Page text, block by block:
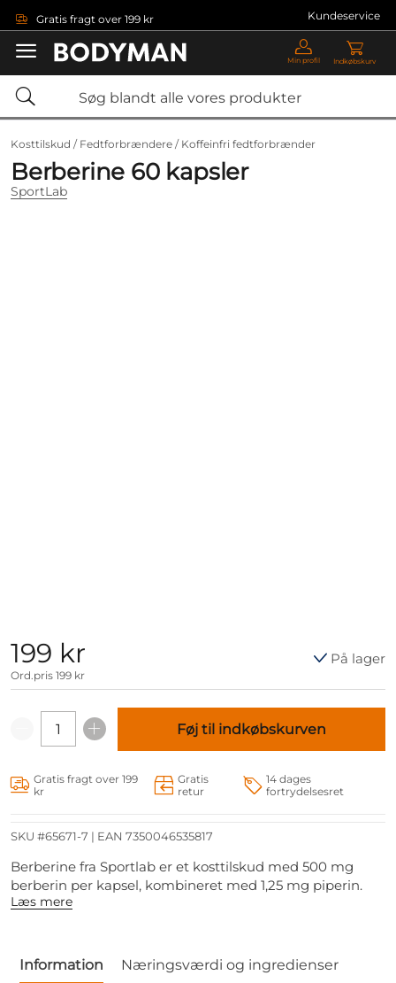
Gratis fragt over 199 kr Kundeservice
Min profil Indkøbskurv
Kosttilskud / Fedtforbrændere / Koffeinfri fedtforbrænder
Berberine 60 kapsler
SportLab
199 kr
Ord.pris 199 kr
På lager
Føj til indkøbskurven
Gratis fragt over 199
kr
Gratis
retur
14 dages
fortrydelsesret
SKU #65671-7 | EAN 7350046535817
Berberine fra Sportlab er et kosttilskud med 500 mg
berberin per kapsel, kombineret med 1,25 mg piperin.
Læs mere
Information Næringsværdi og ingredienser